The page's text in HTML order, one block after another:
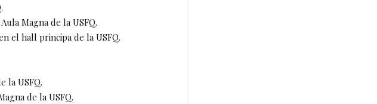
Magna de la USFQ.
el hall principa de la USFQ.
la USFQ.
de la USFQ.